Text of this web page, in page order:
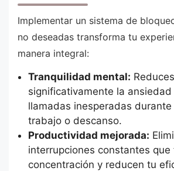
Implementar un sistema de
no deseadas transforma tu
manera integral:
Tranquilidad mental: Reduces
significativamente la
llamadas inesperadas
trabajo o descanso.
Productividad mejorada:
interrupciones constantes
concentración y reducen tu